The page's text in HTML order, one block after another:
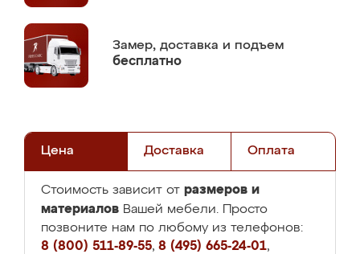
Замер, доставка и подъем
бесплатно
Цена Доставка Оплата
Стоимость зависит от размеров и
материалов Вашей мебели. Просто
позвоните нам по любому из телефонов:
8 (800) 511-89-55, 8 (495) 665-24-01,